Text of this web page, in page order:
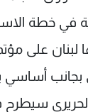
خطة
لبنان على
بجانب
سيطرح